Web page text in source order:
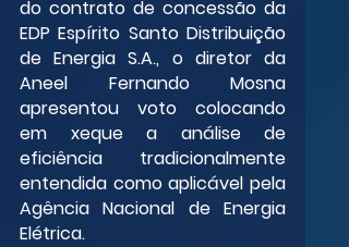
do contrato de concessão da
EDP Espírito Santo Distribuição
de Energia S.A., o diretor da
Aneel Fernando Mosna
apresentou voto colocando
em xeque a análise de
eficiência tradicionalmente
entendida como aplicável pela
Agência Nacional de Energia
Elétrica.